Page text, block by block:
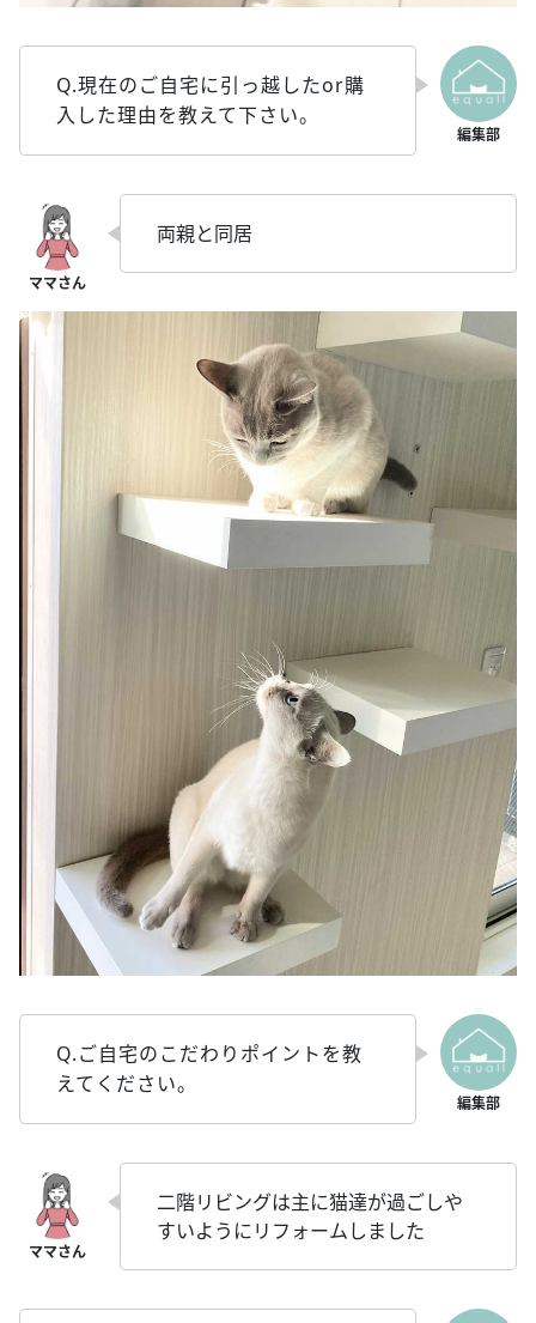
Q.現在のご自宅に引っ越したor購
入した理由を教えて下さい。
両親と同居
Q.ご自宅のこだわりポイントを教
えてください。
二階リビングは主に猫達が過ごしや
すいようにリフォームしました